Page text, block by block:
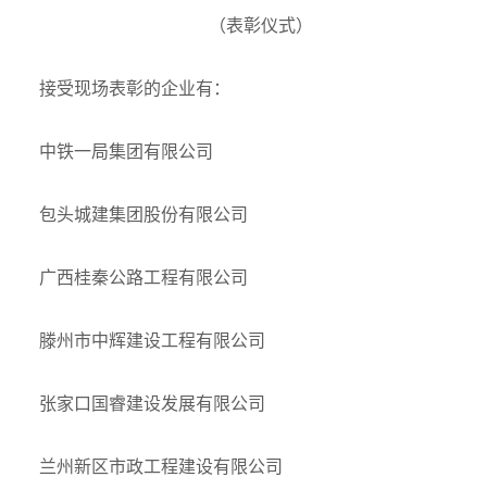
（表彰仪式）
接受现场表彰的企业有：
中铁一局集团有限公司
包头城建集团股份有限公司
广西桂秦公路工程有限公司
滕州市中辉建设工程有限公司
张家口国睿建设发展有限公司
兰州新区市政工程建设有限公司